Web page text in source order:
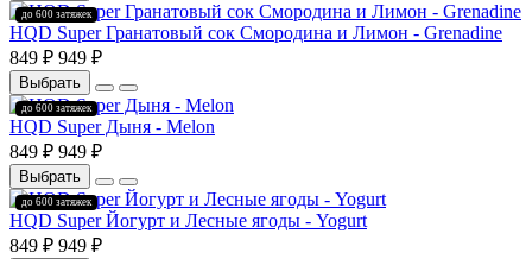
до 600 затяжек
HQD Super Гранатовый сок Смородина и Лимон - Grenadine
849 ₽ 949 ₽
Выбрать
до 600 затяжек
HQD Super Дыня - Melon
849 ₽ 949 ₽
Выбрать
до 600 затяжек
HQD Super Йогурт и Лесные ягоды - Yogurt
849 ₽ 949 ₽